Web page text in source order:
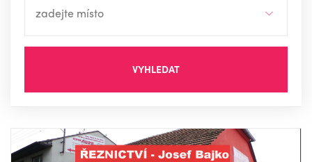
VYHLEDAT